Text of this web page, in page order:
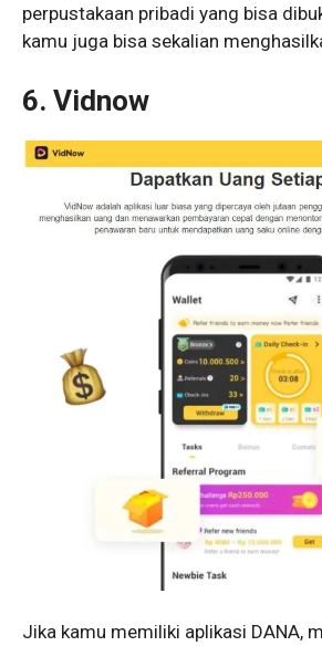
perpustakaan pribadi yang bisa
kamu juga bisa sekalian
6. Vidnow
Jika kamu memiliki aplikasi DANA,